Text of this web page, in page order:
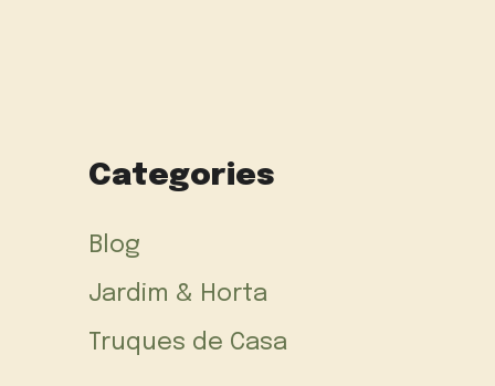
Categories
Blog
Jardim & Horta
Truques de Casa